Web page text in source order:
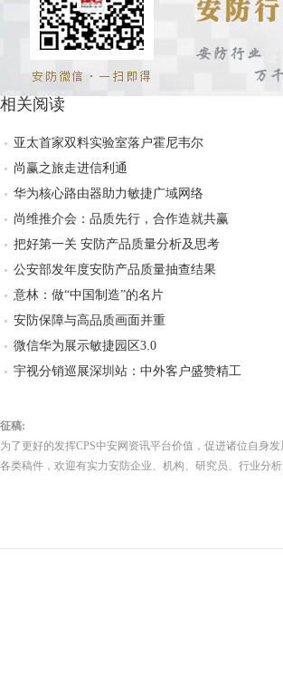
相关阅读
亚太首家双料实验室落户霍尼韦尔
尚赢之旅走进信利通
华为核心路由器助力敏捷广域网络
尚维推介会：品质先行，合作造就共赢
把好第一关 安防产品质量分析及思考
公安部发年度安防产品质量抽查结果
意林：做“中国制造”的名片
安防保障与高品质画面并重
微信华为展示敏捷园区3.0
宇视分销巡展深圳站：中外客户盛赞精工
征稿:
为了更好的发挥CPS中安网资讯平台价值，促进诸位自身
各类稿件，欢迎有实力安防企业、机构、研究员、行业分析